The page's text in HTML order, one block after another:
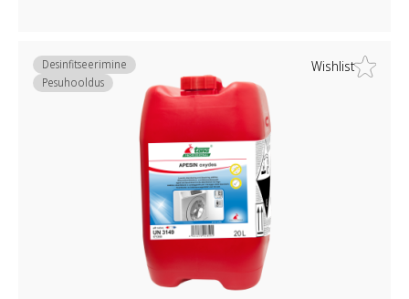
Wishlist
Desinfitseerimine
Pesuhooldus